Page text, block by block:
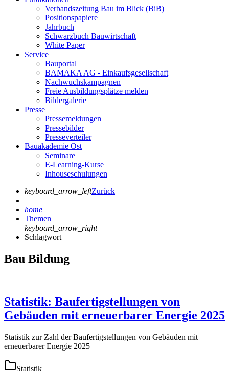
Verbandszeitung Bau im Blick (BiB)
Positionspapiere
Jahrbuch
Schwarzbuch Bauwirtschaft
White Paper
Service
Bauportal
BAMAKA AG - Einkaufsgesellschaft
Nachwuchskampagnen
Freie Ausbildungsplätze melden
Bildergalerie
Presse
Pressemeldungen
Pressebilder
Presseverteiler
Bauakademie Ost
Seminare
E-Learning-Kurse
Inhouseschulungen
keyboard_arrow_leftZurück
home
Themen
keyboard_arrow_right
Schlagwort
Bau Bildung
Statistik: Baufertigstellungen von
Gebäuden mit erneuerbarer Energie 2025
Statistik zur Zahl der Baufertigstellungen von Gebäuden mit
erneuerbarer Energie 2025
Statistik